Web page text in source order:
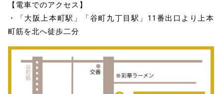
【電車でのアクセス】
・「大阪上本町駅」「谷町九丁目駅」11番出口より上本
町筋を北へ徒歩二分